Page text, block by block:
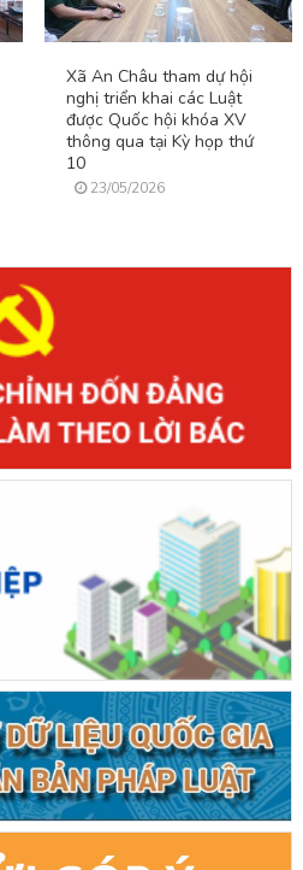
Xã An Châu tham dự hội
nghị triển khai các Luật
được Quốc hội khóa XV
thông qua tại Kỳ họp thứ
10
23/05/2026